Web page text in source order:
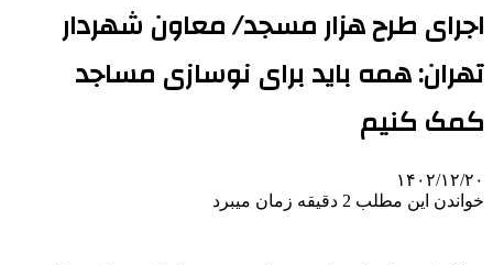
اجرای طرح هزار مسجد/ معاون شهردار
تهران: همه باید برای نوسازی مساجد
کمک کنیم
۱۴۰۲/۱۲/۲۰
خواندن این مطلب 2 دقیقه زمان میبرد